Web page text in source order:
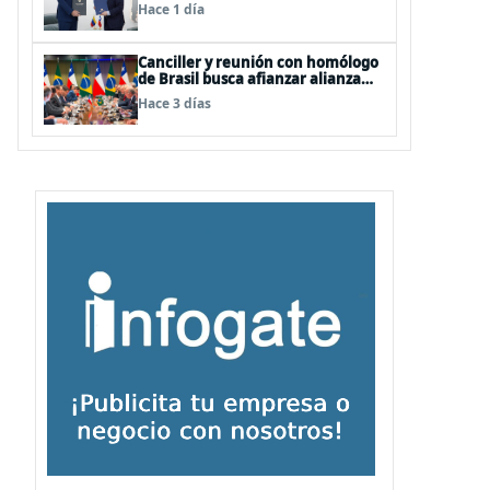
Hace 1 día
Canciller y reunión con homólogo
de Brasil busca afianzar alianza
clave en Latinoamérica
Hace 3 días